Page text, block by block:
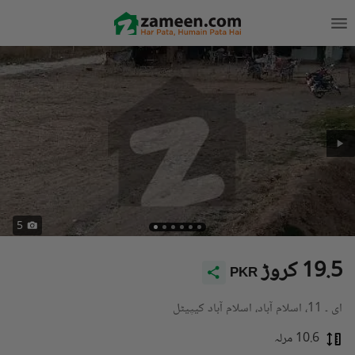
5
PKR 19.5 کروڑ
ای ۔ 11، اسلام آباد، اسلام آباد کیپیٹل
10.6 مرلہ